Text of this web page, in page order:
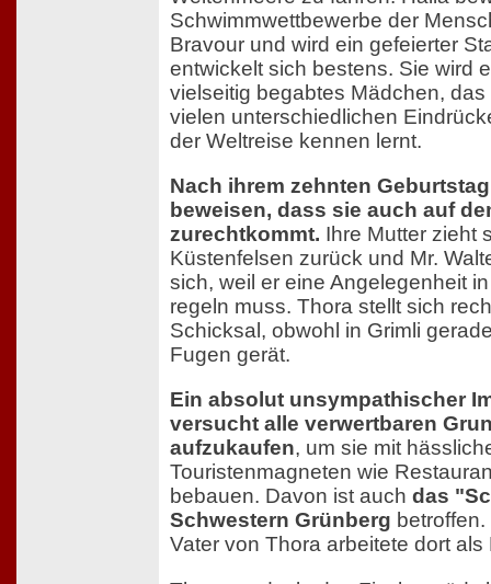
Schwimmwettbewerbe der
Bravour und wird ein gefeierter
entwickelt sich bestens. Sie wird
vielseitig begabtes Mädchen,
vielen unterschiedlichen
der Weltreise kennen lernt.
Nach ihrem zehnten
beweisen, dass sie auch auf
zurechtkommt. Ihre Mutter zieht
Küstenfelsen zurück und Mr.
sich, weil er eine Angelegenheit
regeln muss. Thora stellt sich
Schicksal, obwohl in Grimli
Fugen gerät.
Ein absolut unsympathischer
versucht alle verwertbaren
aufzukaufen, um sie mit
Touristenmagneten wie
bebauen. Davon ist auch das
Schwestern Grünberg
Vater von Thora arbeitete dort als